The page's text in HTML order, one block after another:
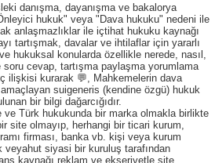
danışma, dayanışma ve bakalorya
hukuk" veya "Dava hukuku" nedeni ile
anlaşmazlıklar ile içtihat hukuku kaynağı
tartışmak, davalar ve ihtilaflar için yararlı
hukuksal konularda özellikle nerede, nasıl,
soru cevap, tartışma paylaşma yorumlama
ilişkisi kurarak 💬, Mahkemelerin dava
suigeneris (kendine özgü) hukuk
bir bilgi dağarcığıdır.
Türk hukukunda bir marka olmakla birlikte
site olmayıp, herhangi bir ticari kurum,
firması, banka vb. kişi veya kurum
veyahut siyasi bir kuruluş tarafından
kaynağı reklam ve ekseriyetle site